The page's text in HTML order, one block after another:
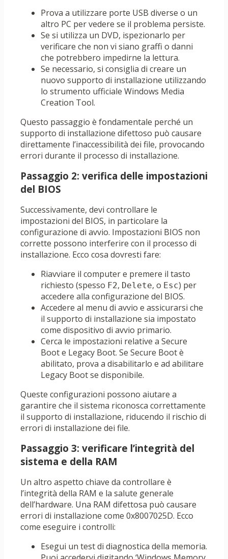
Prova a utilizzare porte USB diverse o un
altro PC per vedere se il problema persiste.
Se si utilizza un DVD, ispezionarlo per
verificare che non vi siano graffi o danni
che potrebbero impedirne la lettura.
Se necessario, si consiglia di creare un
nuovo supporto di installazione utilizzando
lo strumento ufficiale Windows Media
Creation Tool.
Questo passaggio è fondamentale perché un
supporto di installazione difettoso può causare
direttamente l’inaccessibilità dei file, provocando
errori durante il processo di installazione.
Passaggio 2: verifica delle impostazioni
del BIOS
Successivamente, devi controllare le
impostazioni del BIOS, in particolare la
configurazione di avvio. Impostazioni BIOS non
corrette possono interferire con il processo di
installazione. Ecco cosa dovresti fare:
Riavviare il computer e premere il tasto
richiesto (spesso F2, Delete, o Esc) per
accedere alla configurazione del BIOS.
Accedere al menu di avvio e assicurarsi che
il supporto di installazione sia impostato
come dispositivo di avvio primario.
Cerca le impostazioni relative a Secure
Boot e Legacy Boot. Se Secure Boot è
abilitato, prova a disabilitarlo e ad abilitare
Legacy Boot se disponibile.
Queste configurazioni possono aiutare a
garantire che il sistema riconosca correttamente
il supporto di installazione, riducendo il rischio di
errori di installazione dei file.
Passaggio 3: verificare l’integrità del
sistema e della RAM
Un altro aspetto chiave da controllare è
l’integrità della RAM e la salute generale
dell’hardware. Una RAM difettosa può causare
errori di installazione come 0x8007025D. Ecco
come eseguire i controlli:
Esegui un test di diagnostica della memoria.